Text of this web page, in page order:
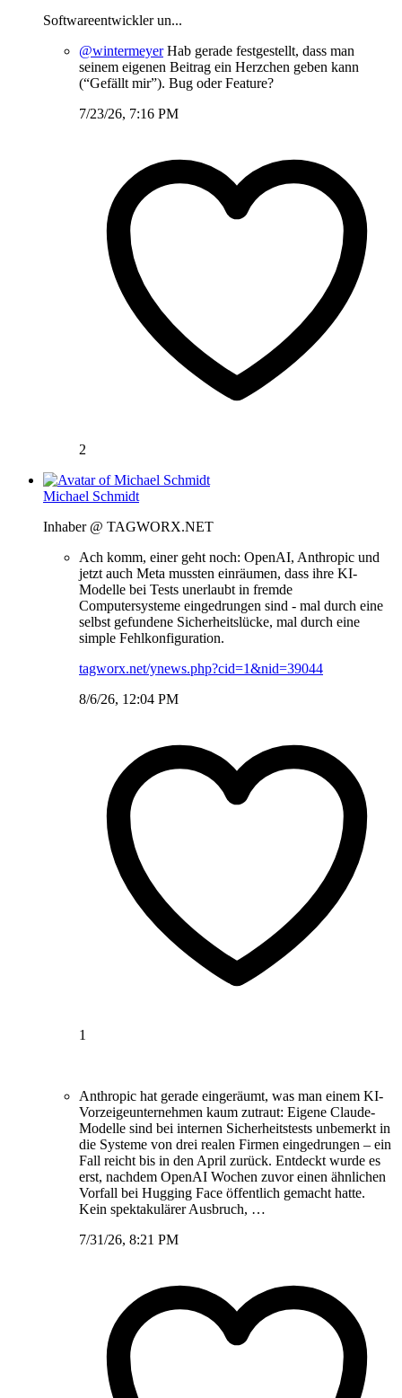
Softwareentwickler un...
@wintermeyerHab gerade festgestellt, dass man
seinem eigenen Beitrag ein Herzchen geben kann
(“Gefällt mir”). Bug oder Feature?
7/23/26, 7:16 PM
2
Michael Schmidt
Inhaber @ TAGWORX.NET
Ach komm, einer geht noch: OpenAI, Anthropic und
jetzt auch Meta mussten einräumen, dass ihre KI-
Modelle bei Tests unerlaubt in fremde
Computersysteme eingedrungen sind - mal durch eine
selbst gefundene Sicherheitslücke, mal durch eine
simple Fehlkonfiguration.
tagworx.net/ynews.php?cid=1&nid=39044
8/6/26, 12:04 PM
1
Anthropic hat gerade eingeräumt, was man einem KI-
Vorzeigeunternehmen kaum zutraut: Eigene Claude-
Modelle sind bei internen Sicherheitstests unbemerkt in
die Systeme von drei realen Firmen eingedrungen – ein
Fall reicht bis in den April zurück. Entdeckt wurde es
erst, nachdem OpenAI Wochen zuvor einen ähnlichen
Vorfall bei Hugging Face öffentlich gemacht hatte.
Kein spektakulärer Ausbruch, …
7/31/26, 8:21 PM